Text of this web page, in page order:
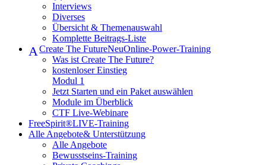
Interviews
Diverses
Übersicht & Themenauswahl
Komplette Beitrags-Liste
A Create The FutureNeuOnline-Power-Training
Was ist Create The Future?
kostenloser Einstieg
Modul 1
Jetzt Starten und ein Paket auswählen
Module im Überblick
CTF Live-Webinare
FreeSpirit®LIVE-Training
Alle Angebote& Unterstützung
Alle Angebote
Bewusstseins-Training